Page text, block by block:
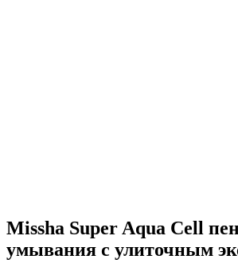
Missha Super Aqua Cell
умывания с улиточным